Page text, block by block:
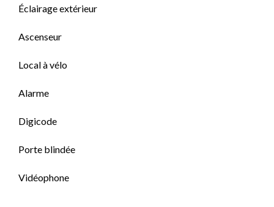
Éclairage extérieur
Ascenseur
Local à vélo
Alarme
Digicode
Porte blindée
Vidéophone